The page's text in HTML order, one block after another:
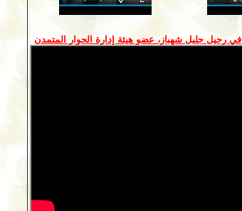
في رحيل جليل شهباز، عضو هيئة إدارة الحوار المتمدن